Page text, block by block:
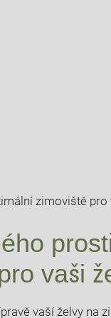
vaši
vaší ⁢želvy ​na